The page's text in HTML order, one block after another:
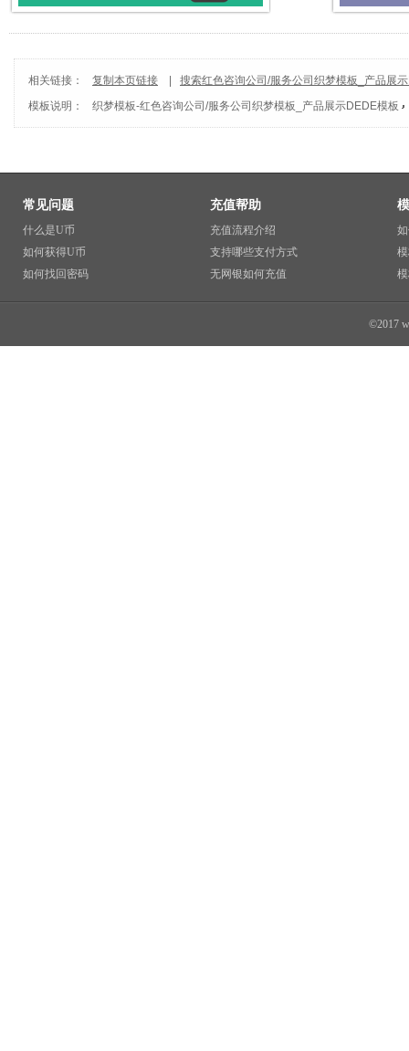
相关链接： 复制本页链接
搜索红色咨询公司/服务公司织梦模板_产品展
模板说明：
织梦模板-红色咨询公司/服务公司织梦模板_产品展示DEDE模板
常见问题
什么是U币
如何获得U币
如何找回密码
充值帮助
充值流程介绍
支持哪些支付方式
无网银如何充值
©2017